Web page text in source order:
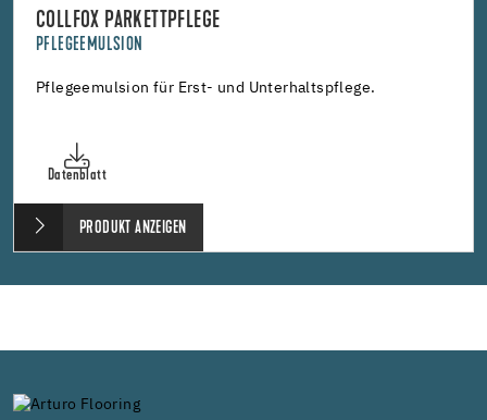
COLLFOX PARKETTPFLEGE
PFLEGEEMULSION
Pflegeemulsion für Erst- und Unterhaltspflege.
Datenblatt
PRODUKT ANZEIGEN